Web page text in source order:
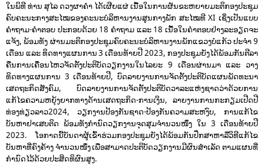
ໃນພິທີ ທ່ານ ສຸໄລ ດວງຜາຄໍາ ໄດ້ເຜີຍແຜ່ ເນື້ອໃນການຜັນຂະຫຍາຍມະຕິກອງປະຊຸມ
ຄົບຄະນະກາງສະໄໝຂອງຄະນະບໍລິຫານງານສູນກາງພັກ ສະໄໝທີ XI ເຊິ່ງເປັນແບບ
ຄໍາຖາມ-ຄໍາຕອບ ປະກອບດ້ວຍ 18 ຄໍາຖາມ ແລະ 18 ເນື້ອໃນຄໍາຕອບຢ່າງລະອຽດຈະ
ແຈ້ງ, ພ້ອມທັງ ຜ່ານມະຕິກອງປະຊຸມຄົບຄະນະບໍລິຫານງານພັກແຂວງບໍ່ແກ້ວ ປະຈໍາ 9
ເດືອນ ແລະ ທິດທາງແຜນການ 3 ເດືອນທ້າຍປີ 2023, ກອງປະຊຸມຍັງໄດ້ພ້ອມກັນຕີລາ
ຄືນການເຄື່ອນໄຫວຈັດຕັ້ງປະຕິບັດວຽກງານໃນໄລຍະ 9 ເດືອນຜ່ານມາ ແລະ ວາງ
ທິດທາງແຜນການ 3 ເດືອນທ້າຍປີ, ບົດລາຍງານການຈັດຕັ້ງປະຕິບັດແຜນພັດທະນາ
ເສດຖະກິດສັງຄົມ, ບົດລາຍງານການຈັດຕັ້ງປະຕິບັດວາລະແຫ່ງຊາດວ່າດ້ວຍການ
ແກ້ໄຂຄວາມຫຍຸ້ງຍາກທາງດ້ານເສດຖະກິດ-ການເງິນ, ລາຍງານການກະກຽມເປີດປີ
ທ່ອງທ່ຽວລາວ2024, ວຽກງານປ້ອງກັນຊາດ-ປ້ອງກັນຄວາມສະຫງົບ, ການແກ້ໄຂ
ບັນຫາຢາເສບຕິດ ພ້ອມທັງກໍານົດວຽກງານຈຸດສຸມຈໍານວນໜຶ່ງ ໃນ 3 ເດືອນທ້າຍປີ
2023. ໂອກາດນີ້ບັນດາຜູ້ເຂົ້າຮ່ວມກອງປະຊຸມຍັງໄດ້ພ້ອມກັນປຶກສາຫາລືວິທີແກ້ໄຂ
ບັນຫາທີ່ຄົງຄ້າງ ຈໍານວນໜຶ່ງ ເພື່ອສາມາດປະຕິບັດວຽກງານມີຜົນສໍາເລັດ ຕາມແຜນທີ່
ກໍານົດໄວ້ດ້ວຍປະສິດທິຜົນສູງ.